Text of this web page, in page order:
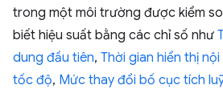
trong một môi trường được kiểm
biết hiệu suất bằng các chỉ số như
dung đầu tiên, Thời gian hiển thị
tốc độ, Mức thay đổi bố cục tích